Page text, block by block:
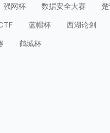
强网杯 数据安全大赛
蓝帽杯 西湖论剑
鹤城杯